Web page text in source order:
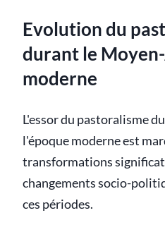
Evolution du
durant le
moderne
L'essor du pastoralisme
l'époque moderne est
transformations
changements socio-
ces périodes.